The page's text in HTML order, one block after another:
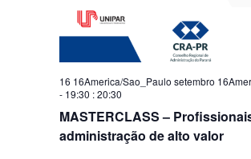
MASTERCLASS –
administração de alto valor
16 16America/Sao_Paulo setembro
- 19:30 :20:30